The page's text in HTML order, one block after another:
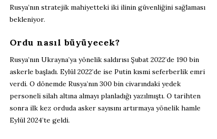
Rusya’nın stratejik mahiyetteki iki ilinin güvenliğini sağlaması
bekleniyor.
Ordu nasıl büyüyecek?
Rusya’nın Ukrayna’ya yönelik saldırısı Şubat 2022’de 190 bin
askerle başladı. Eylül 2022’de ise Putin kısmi seferberlik emri
verdi. O dönemde Rusya’nın 300 bin civarındaki yedek
personeli silah altına almayı planladığı yazılmıştı. O tarihten
sonra ilk kez orduda asker sayısını artırmaya yönelik hamle
Eylül 2024’te geldi.